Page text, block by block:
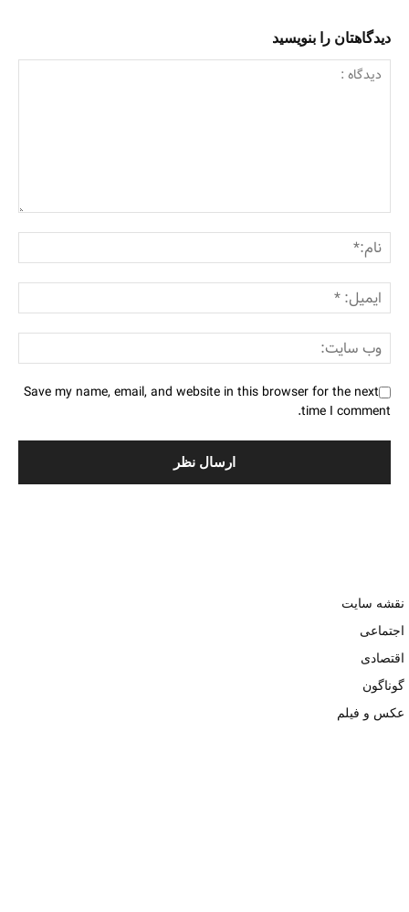
دیدگاهتان را بنویسید
Save my name, email, and website in this browser for the next
time I comment.
نقشه سایت
اجتماعی
اقتصادی
گوناگون
عکس و فیلم